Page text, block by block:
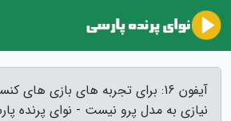
آیفون 16: برای تجربه های بازی
نیازی به مدل پرو نیست - نوای پرنده